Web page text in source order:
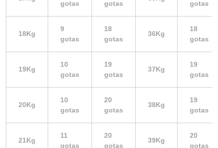
gotas
gotas
gotas
18Kg
9
gotas
18
gotas
36Kg
18
gotas
19Kg
10
gotas
19
gotas
37Kg
19
gotas
20Kg
10
gotas
20
gotas
38Kg
19
gotas
21Kg
11
gotas
20
gotas
39Kg
20
gotas